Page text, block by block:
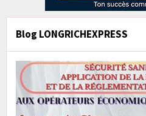
Blog LONGRICHEXPRESS